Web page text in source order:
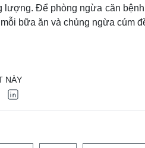
lượng. Để phòng ngừa căn
bữa ăn và chủng ngừa cúm
NÀY